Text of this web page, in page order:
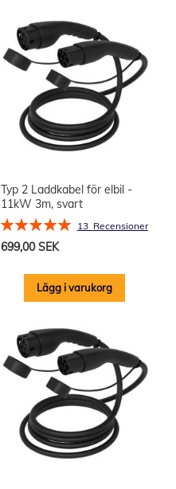
Typ 2 Laddkabel för elbil -
11kW 3m, svart
Rating:
13 Recensioner
699,00 SEK
Lägg i varukorg